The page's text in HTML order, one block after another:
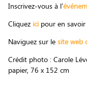
Inscrivez-vous à l’
Cliquez icipour en savoir
Naviguez sur le site web
Crédit photo : Carole
papier, 76 x 152 cm